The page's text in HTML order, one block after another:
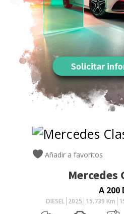
Añadir a favoritos
Mercedes
A 200
DIESEL 2025 15.739 Km